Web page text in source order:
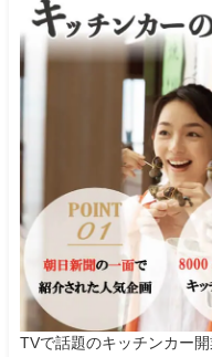
TVで話題のキッチンカー